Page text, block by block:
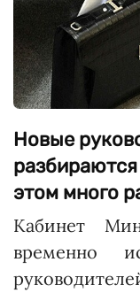
Новые
этом много
Кабинет
временно